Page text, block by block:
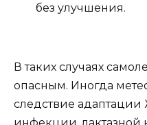
без улучшения.
В таких случаях
опасным. Иногда
следствие